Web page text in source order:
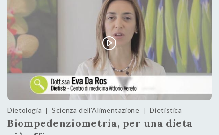
Dietologia | Scienza dell'Alimentazione | Dietistica
Biompedenziometria, per una dieta